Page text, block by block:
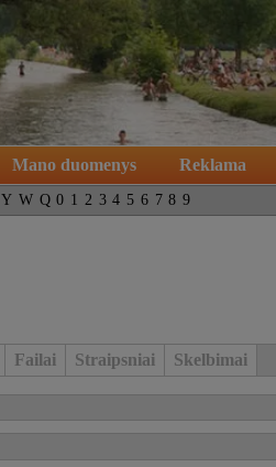
Mano duomenys Reklama
Y W Q 0 1 2 3 4 5 6 7 8 9
Failai Straipsniai Skelbimai